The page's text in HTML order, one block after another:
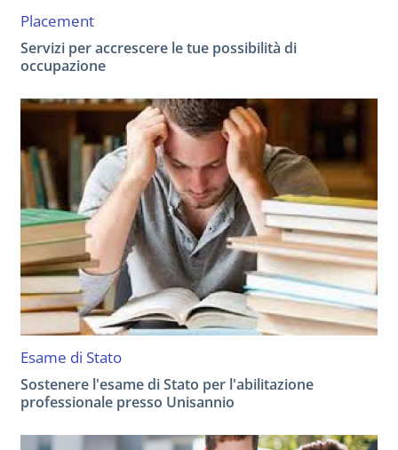
Placement
Servizi per accrescere le tue possibilità di
occupazione
Esame di Stato
Sostenere l'esame di Stato per l'abilitazione
professionale presso Unisannio